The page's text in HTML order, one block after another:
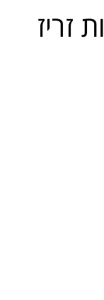
זריז